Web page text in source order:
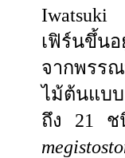
Iwatsuki
เฟิร์นขึ้น
จากพรร
ไม้ต้นแบ
ถึง 21